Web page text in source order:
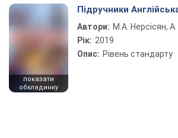
показати
обкладинку
Підручники
Автори: М.А. Нерсісян,
Рік: 2019
Опис: Рівень стандарту